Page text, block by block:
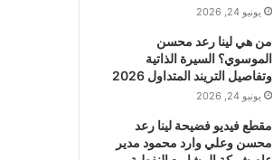
يونيو 24, 2026
من هي لينا رعد محسن
الموسوي؟ السيرة الذاتية
وتفاصيل التريند المتداول 2026
يونيو 24, 2026
مقطع فيديو فضيحة لينا رعد
محسن وعلي وارد محمود مدير